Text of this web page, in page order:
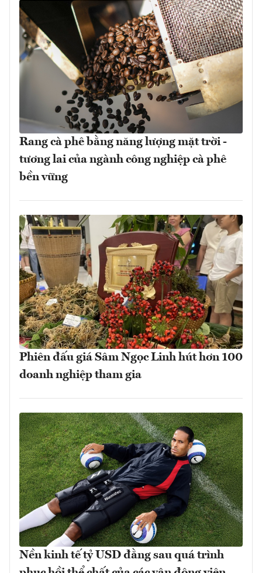
Rang cà phê bằng năng lượng mặt trời -
tương lai của ngành công nghiệp cà phê
bền vững
Phiên đấu giá Sâm Ngọc Linh hút hơn 100
doanh nghiệp tham gia
Nền kinh tế tỷ USD đằng sau quá trình